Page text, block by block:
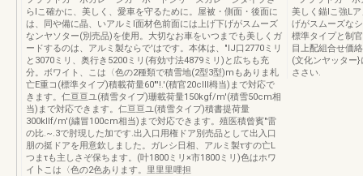
らlこ確かに、美しく、愛車を守るために。屋被・側面・後面に
は、同や備に晶、いアルミI面材色前面には上げ下げがスムーズ
なンヤソター(別売品)を使用。大切なお車をいつまでも美しくガ
ードするのは、アルミ製ならで'はです。本体は、"IJ口2770ミリ
と3070ミリ、奥行き5200ミリ(有効寸法4879ミリ)と広ちも充
分。ボワイト、こは〈色の2種類で積雪地(2型3型)mもありま札
亡E重コ(標準タイプ)積載荷量60"'!.'(積官20cIII栂当)まで対応で
きます。仁亘亘ユ(積雪タイプ)珊載荷量150kgf/m'(積雪50cm相
当)まで対応できます。仁亘亘ユ(積雪タイプ)積書提荷量
300kllf/m'(繍冒100cm相当)まで対応できます。殖医積曾賓"雷
の比.~.3で肘現した加です.出入口用権ドア別売品として出入口
朋の挺ドアを用意欽しました。ガレシ日相、アルミ製τすの亡L
つまτも主しさぞ保ちます。(叶1800ミリ×市1800ミリ)色はホワ
イ卜こは〈色の2色あります。里里里哩担
美しく錨lこ強L
げがスムーズな
標準タイプと制
目上配組合せ価
(文化ンヤッター
ささい.